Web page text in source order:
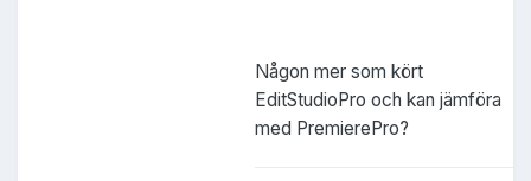
Någon mer som kört
EditStudioPro och kan jämföra
med PremierePro?